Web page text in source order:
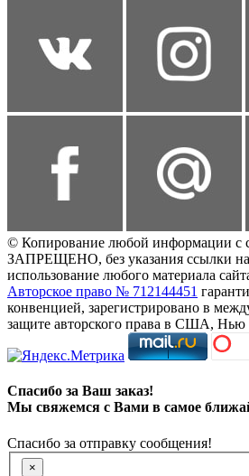
© Копирование любой информации с
ЗАПРЕЩЕНО, без указания ссылки на
использование любого материала
Авторское право № 712144451
конвенцией, зарегистрировано в
защите авторского права в США, Нью
Спасибо за Ваш заказ!
Мы свяжемся с Вами в самое
Спасибо за отправку сообщения!
×